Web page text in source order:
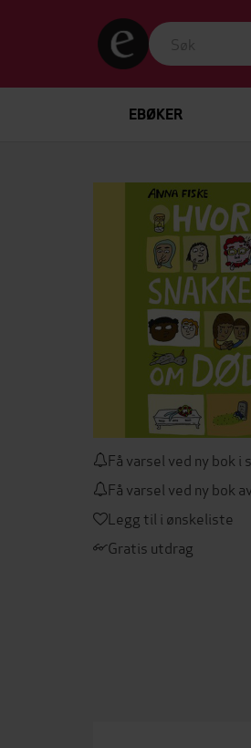
EBØKER
Få varsel ved ny bok i
Få varsel ved ny bok
Legg til i ønskeliste
Gratis utdrag